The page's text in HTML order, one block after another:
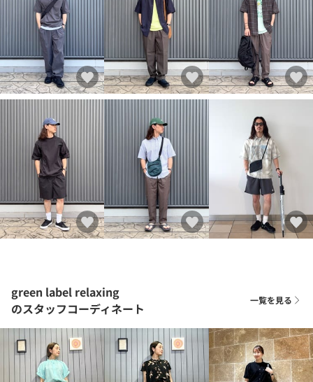
green label relaxing
のスタッフコーディネート
一覧を見る